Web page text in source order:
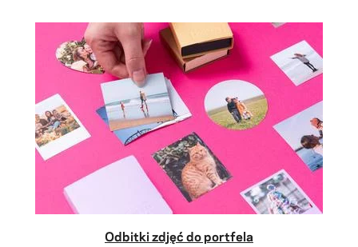
Odbitki zdjęć do portfela